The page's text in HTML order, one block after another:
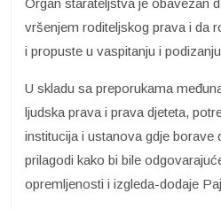
Organ starateljstva je obavezan
vršenjem roditeljskog prava i da
i propuste u vaspitanju i
U skladu sa preporukama
ljudska prava i prava djeteta,
institucija i ustanova gdje borave
prilagodi kako bi bile
opremljenosti i izgleda-dodaje